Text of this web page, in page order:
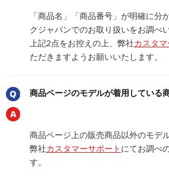
「商品名」「商品番号」が明確に分
クジャパンでのお取り扱いをお調べ
上記2点をお控えの上、弊社カスタマ
ただきますようお願いいたします。
商品ページのモデルが着用している
商品ページ上の販売商品以外のモデ
弊社カスタマーサポート にてお調べ
す。